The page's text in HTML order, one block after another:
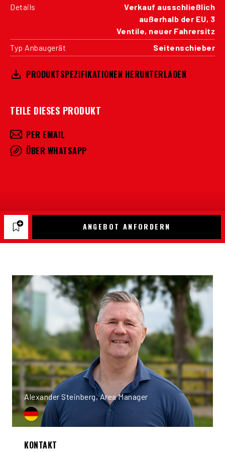
Details
Verkauf ausschließlich
außerhalb der EU, 3
Ventile, neuer Fahrersitz
Typ Anbaugerät
Seitenschieber
PRODUKTSPEZIFIKATIONEN HERUNTERLADEN
TEILE DIESES PRODUKT
PER EMAIL
ÜBER WHATSAPP
ANGEBOT ANFORDERN
Alexander Steinberg, Area Manager
KONTAKT